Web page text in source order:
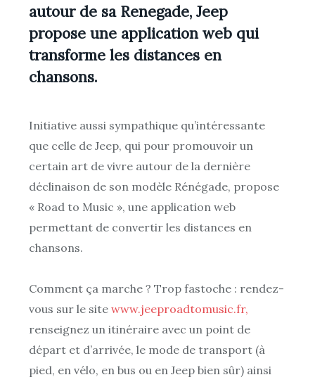
autour de sa Renegade, Jeep
propose une application web qui
transforme les distances en
chansons.
Initiative aussi sympathique qu’intéressante
que celle de Jeep, qui pour promouvoir un
certain art de vivre autour de la dernière
déclinaison de son modèle Rénégade, propose
« Road to Music », une application web
permettant de convertir les distances en
chansons.
Comment ça marche ? Trop fastoche : rendez-
vous sur le site www.jeeproadtomusic.fr,
renseignez un itinéraire avec un point de
départ et d’arrivée, le mode de transport (à
pied, en vélo, en bus ou en Jeep bien sûr) ainsi